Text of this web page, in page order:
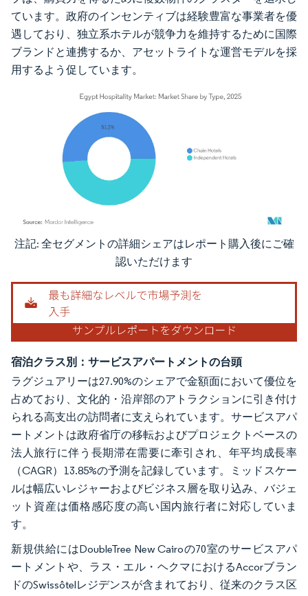
ています。政府のインセンティブは経験豊富な事業者を優
遇しており、独立系ホテルが競争力を維持するために国際
ブランドと連携するか、アセットライトな運営モデルを採
用するよう促しています。
画像 © Mordor Intelligence。再利用にはCC BY 4.0の表示が必要です。
注記: 全セグメントの詳細シェアはレポート購入後にご確
認いただけます
宿泊クラス別：サービスアパートメントの台頭
ラグジュアリーは27.90%のシェアで金額面において優位を
占めており、文化的・沿岸部のアトラクションに引き付け
られる高支出の訪問者に支えられています。サービスアパ
ートメントは政府省庁の移転およびプロジェクトベースの
法人旅行に伴う長期滞在需要に牽引され、年平均成長率
（CAGR）13.85%の予測を記録しています。ミッドスケー
ルは幅広いレジャーおよびビジネス層を取り込み、バジェ
ット資産は価格感応度の高い国内旅行者に対応していま
す。
新規供給にはDoubleTree New Cairoの70室のサービスアパ
ートメントや、ラス・エル・ヘクマにおけるAccorブラン
ドのSwissôtelレジデンスが含まれており、従来のクラス区